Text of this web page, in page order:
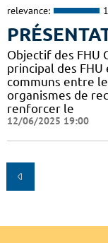
relevance:
Objectif des FHU
principal des
communs entre
organismes de
renforcer le
12/06/2025 19:00